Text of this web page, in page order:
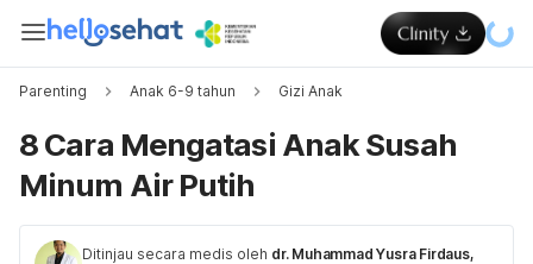
Parenting Anak 6-9 tahun Gizi Anak
8 Cara Mengatasi Anak Susah
Minum Air Putih
Ditinjau secara medis oleh dr. Muhammad Yusra Firdaus,